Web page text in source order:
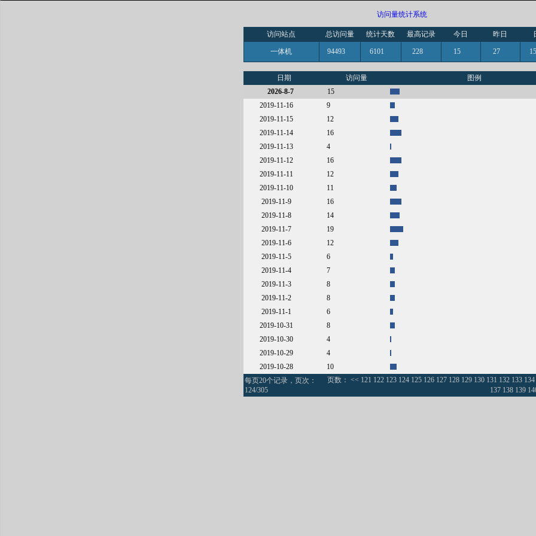
访问量统计系统
访问站点 总访问量 统计天数 最高记录 今日 昨日
一体机 94493 6101 228 15 27
日期 访问量
图例
2026-8-7
15
2019-11-16
9
2019-11-15
12
2019-11-14
16
2019-11-13
4
2019-11-12
16
2019-11-11
12
2019-11-10
11
2019-11-9
16
2019-11-8
14
2019-11-7
19
2019-11-6
12
2019-11-5
6
2019-11-4
7
2019-11-3
8
2019-11-2
8
2019-11-1
6
2019-10-31
8
2019-10-30
4
2019-10-29
4
2019-10-28
10
每页20个记录，页次：
124/305
页数： << 121 122 123124 125 126 127 128 129 130 131 132 133 134
137 138 139